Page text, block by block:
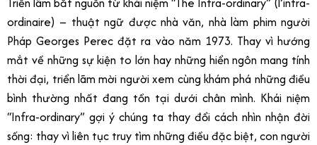
ordinaire) – thuật ngữ được nhà văn, nhà làm phim người
Pháp Georges Perec đặt ra vào năm 1973. Thay vì hướng
mắt về những sự kiện to lớn hay những hiển ngôn mang tính
thời đại, triển lãm mời người xem cùng khám phá những điều
bình thường nhất đang tồn tại dưới chân mình. Khái niệm
“Infra-ordinary” gợi ý chúng ta thay đổi cách nhìn nhận đời
sống: thay vì liên tục truy tìm những điều đặc biệt, con người